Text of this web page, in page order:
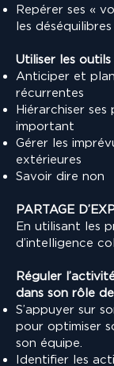
Repérer ses «
les déséquilibres
Utiliser les
Anticiper et
récurrentes
Hiérarchiser
important
Gérer les
extérieures
Savoir dire non
PARTAGE
En utilisant les
d’intelligence
Réguler
dans son rôle
S’appuyer sur
pour optimiser
son équipe.
Identifier les